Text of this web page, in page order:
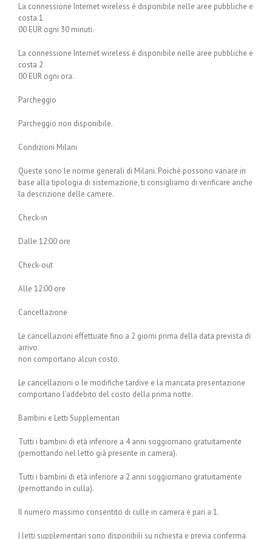
La connessione Internet wireless è disponibile nelle aree pubbliche e
costa 1
00 EUR ogni 30 minuti.
La connessione Internet wireless è disponibile nelle aree pubbliche e
costa 2
00 EUR ogni ora.
Parcheggio
Parcheggio non disponibile.
Condizioni Milani
Queste sono le norme generali di Milani. Poiché possono variare in
base alla tipologia di sistemazione, ti consigliamo di verificare anche
la descrizione delle camere.
Check-in
Dalle 12:00 ore
Check-out
Alle 12:00 ore
Cancellazione
Le cancellazioni effettuate fino a 2 giorni prima della data prevista di
arrivo
non comportano alcun costo.
Le cancellazioni o le modifiche tardive e la mancata presentazione
comportano l’addebito del costo della prima notte.
Bambini e Letti Supplementari
Tutti i bambini di età inferiore a 4 anni soggiornano gratuitamente
(pernottando nel letto già presente in camera).
Tutti i bambini di età inferiore a 2 anni soggiornano gratuitamente
(pernottando in culla).
Il numero massimo consentito di culle in camera è pari a 1.
I letti supplementari sono disponibili su richiesta e previa conferma